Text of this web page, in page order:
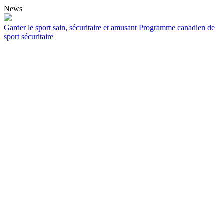
News
Garder le sport sain, sécuritaire et amusant Programme canadien de
sport sécuritaire